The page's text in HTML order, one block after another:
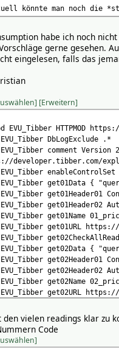
könnte man noch die
habe ich noch
gerne gesehen.
eingelesen, falls das
Erweitern
EVU_Tibber HTTPMOD
DbLogExclude .*
comment Version
developer.tibber.com/
enableControlSet
get01Data {
get01Header01
get01Header02
get01Name
get01URL
get02Data {
get02Header01
get02Header02
get02Name
get02URL
get03Header01
get03Header02
get03Name
get03URL
den vielen readings klar zu
Code